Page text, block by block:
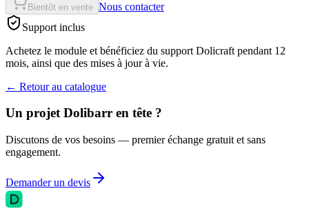
Bientôt en vente Nous contacter
Support inclus
Achetez le module et bénéficiez du support Dolicraft pendant 12
mois, ainsi que des mises à jour à vie.
← Retour au catalogue
Un projet Dolibarr en tête ?
Discutons de vos besoins — premier échange gratuit et sans
engagement.
Demander un devis